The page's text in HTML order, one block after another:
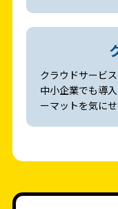
クラウドサービ
中小企業でも導
ーマットを気にせ